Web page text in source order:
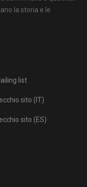
la storia e le
list
sito (IT)
sito (ES)